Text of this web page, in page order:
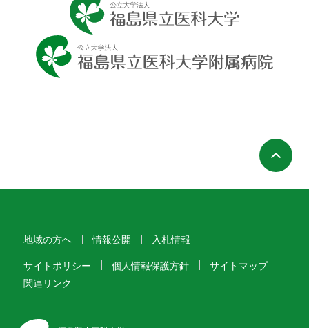
地域の方へ 情報公開 入札情報
サイトポリシー 個人情報保護方針
サイトマップ
関連リンク